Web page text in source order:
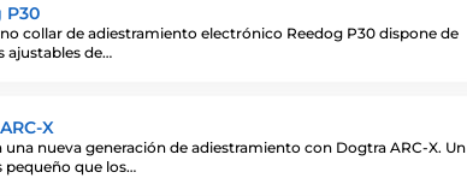
P30
collar de adiestramiento electrónico Reedog P30 dispone de
ajustables de…
X
una nueva generación de adiestramiento con Dogtra ARC-X. Un
pequeño que los…